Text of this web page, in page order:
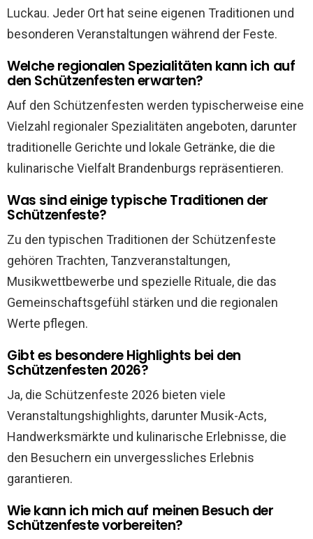
Luckau. Jeder Ort hat seine eigenen Traditionen und
besonderen Veranstaltungen während der Feste.
Welche regionalen Spezialitäten kann ich auf
den Schützenfesten erwarten?
Auf den Schützenfesten werden typischerweise eine
Vielzahl regionaler Spezialitäten angeboten, darunter
traditionelle Gerichte und lokale Getränke, die die
kulinarische Vielfalt Brandenburgs repräsentieren.
Was sind einige typische Traditionen der
Schützenfeste?
Zu den typischen Traditionen der Schützenfeste
gehören Trachten, Tanzveranstaltungen,
Musikwettbewerbe und spezielle Rituale, die das
Gemeinschaftsgefühl stärken und die regionalen
Werte pflegen.
Gibt es besondere Highlights bei den
Schützenfesten 2026?
Ja, die Schützenfeste 2026 bieten viele
Veranstaltungshighlights, darunter Musik-Acts,
Handwerksmärkte und kulinarische Erlebnisse, die
den Besuchern ein unvergessliches Erlebnis
garantieren.
Wie kann ich mich auf meinen Besuch der
Schützenfeste vorbereiten?